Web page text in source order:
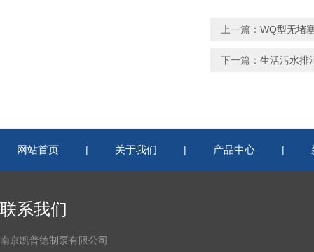
上一篇： WQ型无堵
下一篇： 生活污水排
网站首页 | 关于我们 | 产品中心 |
联系我们
南京凯普德制泵有限公司